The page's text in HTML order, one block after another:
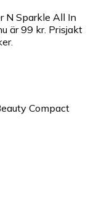
N Sparkle All In
är 99 kr. Prisjakt
Compact